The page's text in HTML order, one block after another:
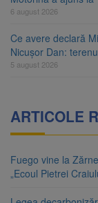
6 august 2026
Ce avere declară
Nicușor Dan:
5 august 2026
ARTICOLE
Fuego vine la
„Ecoul Pietrei